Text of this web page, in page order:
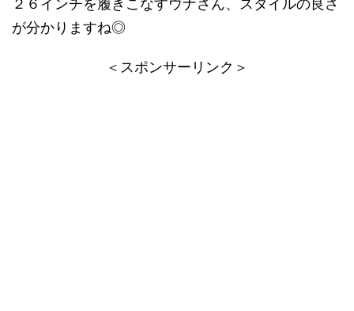
２６インチを履きこなすウナさん、スタイルの良さ
が分かりますね◎
＜スポンサーリンク＞